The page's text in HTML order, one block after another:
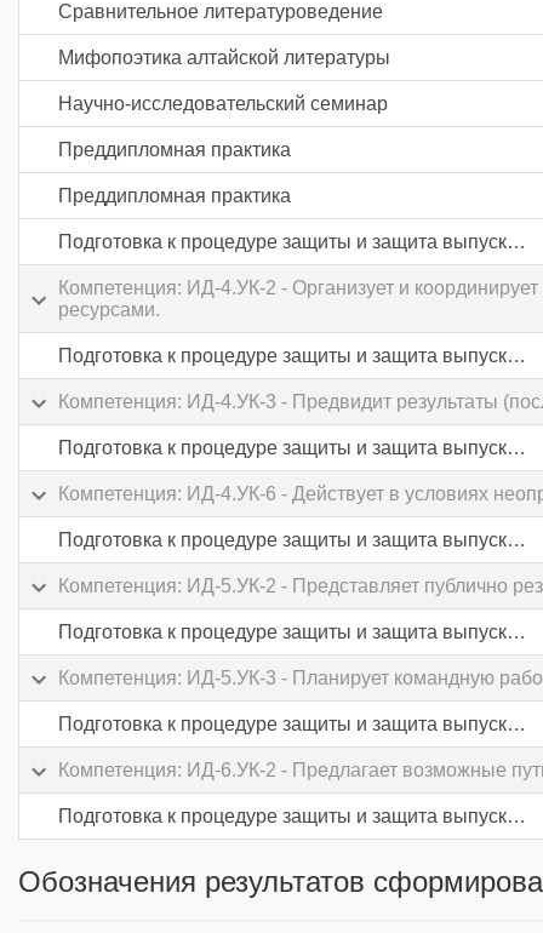
Сравнительное литературоведение
Мифопоэтика алтайской литературы
Научно-исследовательский семинар
Преддипломная практика
Преддипломная практика
Подготовка к процедуре защиты и защита выпускной квалификационной работы
Компетенция: ИД-4.УК-2 - Организует и
ресурсами.
Подготовка к процедуре защиты и защита выпускной квалификационной работы
Компетенция: ИД-4.УК-3 - Предвидит результаты
Подготовка к процедуре защиты и защита выпускной квалификационной работы
Компетенция: ИД-4.УК-6 - Действует в условиях
Подготовка к процедуре защиты и защита выпускной квалификационной работы
Компетенция: ИД-5.УК-2 - Представляет публично
Подготовка к процедуре защиты и защита выпускной квалификационной работы
Компетенция: ИД-5.УК-3 - Планирует командную
Подготовка к процедуре защиты и защита выпускной квалификационной работы
Компетенция: ИД-6.УК-2 - Предлагает возможные
Подготовка к процедуре защиты и защита выпускной квалификационной работы
Обозначения результатов